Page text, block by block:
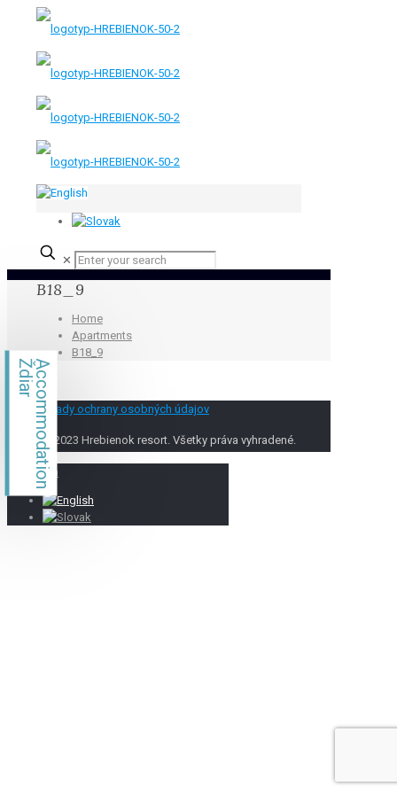
✕
B18_9
Home
Apartments
B18_9
Zásady ochrany osobných údajov
Accommodation
Ždiar
© 2023 Hrebienok resort. Všetky práva vyhradené.